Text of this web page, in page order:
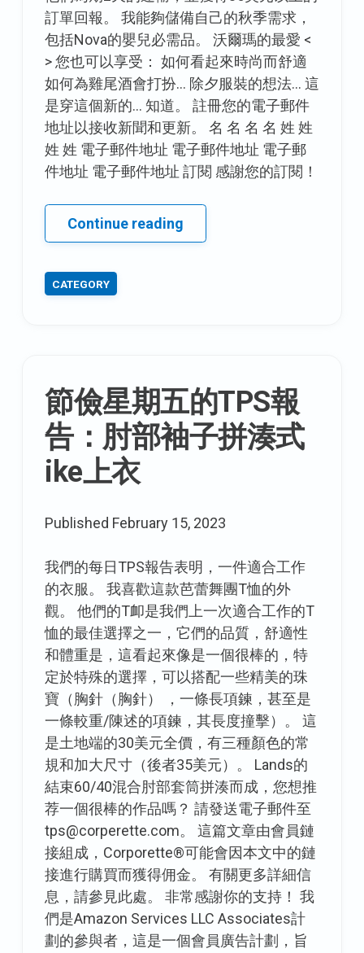
訂單回報。 我能夠儲備自己的秋季需求，
包括Nova的嬰兒必需品。 沃爾瑪的最愛 <
> 您也可以享受： 如何看起來時尚而舒適
如何為雞尾酒會打扮… 除夕服裝的想法… 這
是穿這個新的… 知道。 註冊您的電子郵件
地址以接收新聞和更新。 名 名 名 名 姓 姓
姓 姓 電子郵件地址 電子郵件地址 電子郵
件地址 電子郵件地址 訂閱 感謝您的訂閱！
Continue reading通
過
CATEGORY
節儉星期五的TPS報
告：肘部袖子拼湊式
ike上衣
Published February 15, 2023
我們的每日TPS報告表明，一件適合工作
的衣服。 我喜歡這款芭蕾舞團T恤的外
觀。 他們的T卹是我們上一次適合工作的T
恤的最佳選擇之一，它們的品質，舒適性
和體重是，這看起來像是一個很棒的，特
定於特殊的選擇，可以搭配一些精美的珠
寶（胸針（胸針） ，一條長項鍊，甚至是
一條較重/陳述的項鍊，其長度撞擊）。 這
是土地端的30美元全價，有三種顏色的常
規和加大尺寸（後者35美元）。 Lands的
結束60/40混合肘部套筒拼湊而成，您想推
荐一個很棒的作品嗎？ 請發送電子郵件至
tps@corperette.com。 這篇文章由會員鏈
接組成，Corporette®可能會因本文中的鏈
接進行購買而獲得佣金。 有關更多詳細信
息，請參見此處。 非常感謝你的支持！ 我
們是Amazon Services LLC Associates計
劃的參與者，這是一個會員廣告計劃，旨